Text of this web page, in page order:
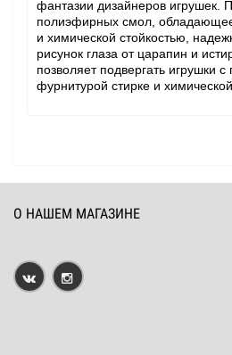
фантазии дизайнеров игрушек.
полиэфирных смол,
и химической стойкостью,
рисунок глаза от царапин и
позволяет подвергать игрушки
фурнитурой стирке и химической
О НАШЕМ МАГАЗИНЕ